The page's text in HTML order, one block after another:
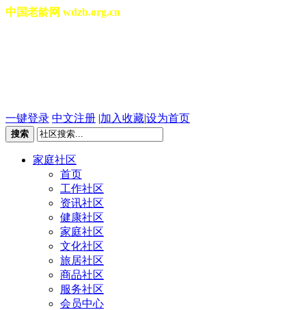
中国老龄网 wdzb.org.cn
一键登录 中文注册 |加入收藏|设为首页
搜索
家庭社区
首页
工作社区
资讯社区
健康社区
家庭社区
文化社区
旅居社区
商品社区
服务社区
会员中心